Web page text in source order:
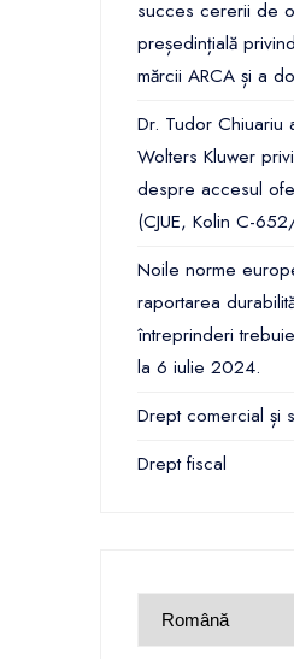
succes cererii de
președințială
mărcii ARCA și a
Dr. Tudor Chiuariu
Wolters Kluwer
despre accesul
(CJUE, Kolin C-
Noile norme
raportarea
întreprinderi
la 6 iulie 2024.
Drept comercial și
Drept fiscal